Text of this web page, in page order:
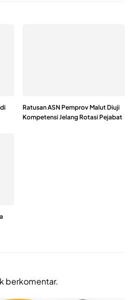
Ratusan ASN Pemprov Malut Diuji
Kompetensi Jelang Rotasi Pejabat
berkomentar.